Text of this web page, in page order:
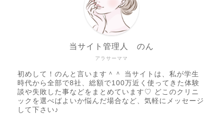
アラサーママ
当サイト管理人 のん
初めして！のんと言います＾＾ 当サイトは、私が学生
時代から全部で8社、総額で100万近く使ってきた体験
談や失敗した事などをまとめています♡ どこのクリニ
ックを選べばよいか悩んだ場合など、気軽にメッセージ
して下さい♪